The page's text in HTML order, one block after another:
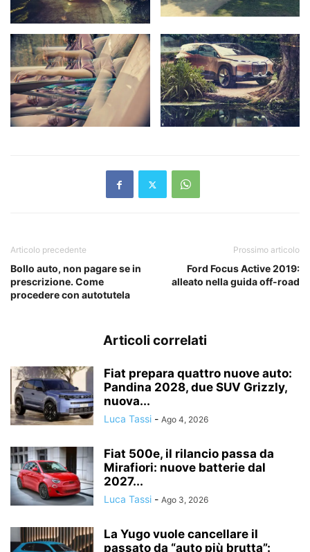
Articolo precedente
Bollo auto, non pagare se in
prescrizione. Come
procedere con autotutela
Prossimo articolo
Ford Focus Active 2019:
alleato nella guida off-road
Articoli correlati
Fiat prepara quattro nuove auto:
Pandina 2028, due SUV Grizzly,
nuova...
Luca Tassi - Ago 4, 2026
Fiat 500e, il rilancio passa da
Mirafiori: nuove batterie dal
2027...
Luca Tassi - Ago 3, 2026
La Yugo vuole cancellare il
passato da “auto più brutta”: